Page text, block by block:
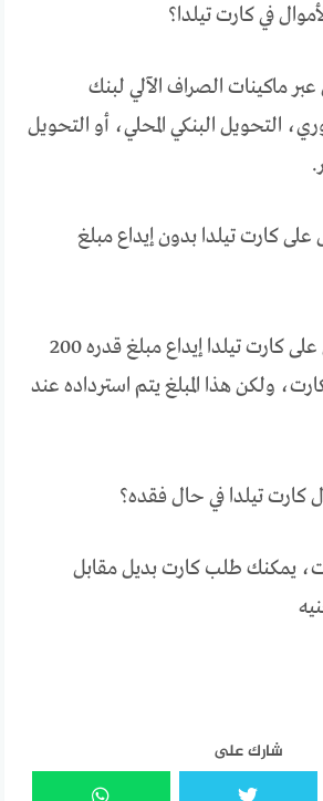
في كارت تيلدا؟
عبر ماكينات الصراف الآلي لبنك
التحويل البنكي المحلي، أو التحويل
كارت تيلدا بدون إيداع مبلغ
لا، يتطلب الحصول على كارت تيلدا إيداع مبلغ قدره 200
ولكن هذا المبلغ يتم استرداده عند
كارت تيلدا في حال فقده؟
يمكنك طلب كارت بديل مقابل
شارك على